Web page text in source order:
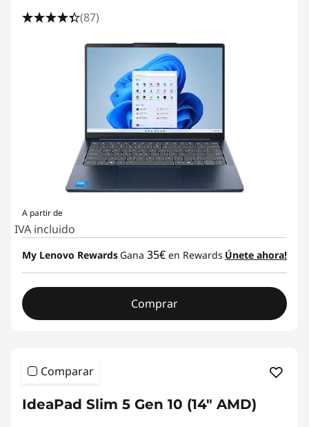
(87)
A partir de
IVA incluido
My Lenovo Rewards Gana 35€ en Rewards Únete ahora!
Comprar
Comparar
IdeaPad Slim 5 Gen 10 (14" AMD)